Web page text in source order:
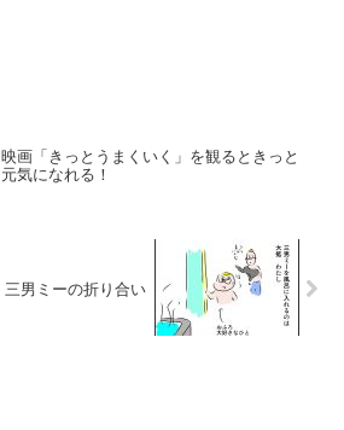
映画「きっとうまくいく」を観るときっと
元気になれる！
三男ミーの折り合い